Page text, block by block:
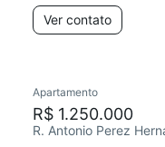
Ver contato
Apartamento
R$ 1.250.000
R. Antonio Perez